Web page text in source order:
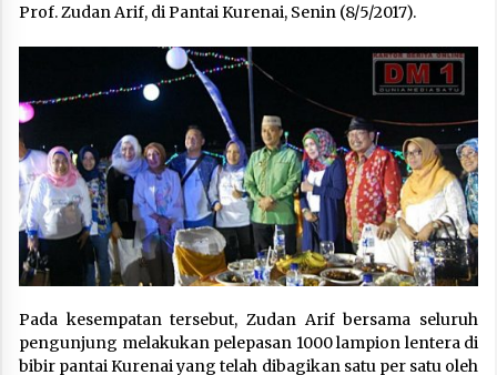
Prof. Zudan Arif, di Pantai Kurenai, Senin (8/5/2017).
Pada kesempatan tersebut, Zudan Arif bersama seluruh
pengunjung melakukan pelepasan 1000 lampion lentera di
bibir pantai Kurenai yang telah dibagikan satu per satu oleh